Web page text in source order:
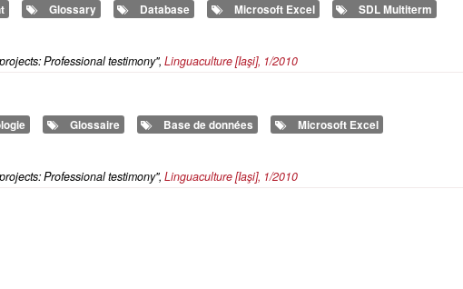
Glossary Database Microsoft Excel
SDL Multiterm
Professional testimony", Linguaculture[Iaşi], 1/2010
Glossaire Base de données
Microsoft Excel
Professional testimony", Linguaculture[Iaşi], 1/2010